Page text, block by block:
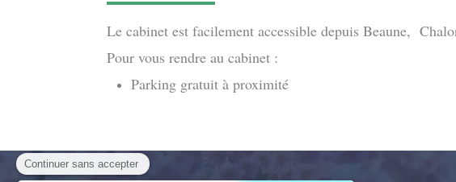
Le cabinet est facilement accessible depuis Beaune,
Pour vous rendre au cabinet :
Parking gratuit à proximité